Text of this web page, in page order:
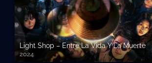
Light Shop – Entre La Vida Y La Muerte
2024